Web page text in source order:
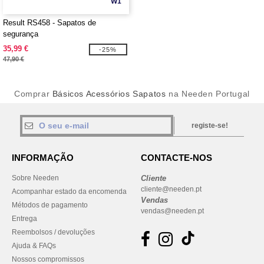
Result RS458 - Sapatos de
segurança
35,99 €
47,90 €
-25%
Comprar Básicos Acessórios Sapatos na Needen Portugal
registe-se!
INFORMAÇÃO
Sobre Needen
Acompanhar estado da encomenda
Métodos de pagamento
Entrega
Reembolsos / devoluções
Ajuda & FAQs
Nossos compromissos
CONTACTE-NOS
Cliente
cliente@needen.pt
Vendas
vendas@needen.pt